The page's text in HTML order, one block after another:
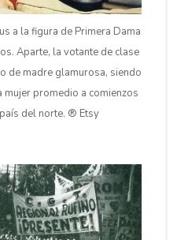
a la figura de Primera Dama
Aparte, la votante de clase
de madre glamurosa, siendo
promedio a comienzos
del norte. ® Etsy